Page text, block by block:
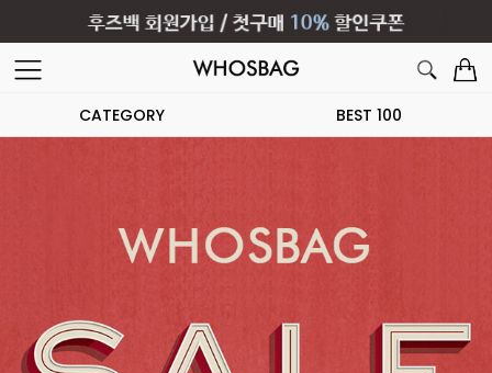
CATEGORY BEST 100